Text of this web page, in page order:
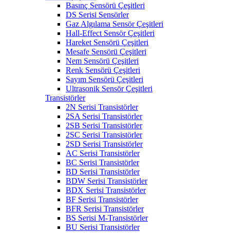
Basınç Sensörü Çeşitleri
DS Serisi Sensörler
Gaz Algılama Sensör Çeşitleri
Hall-Effect Sensör Çeşitleri
Hareket Sensörü Çeşitleri
Mesafe Sensörü Çeşitleri
Nem Sensörü Çeşitleri
Renk Sensörü Çeşitleri
Sayım Sensörü Çeşitleri
Ultrasonik Sensör Çeşitleri
Transistörler
2N Serisi Transistörler
2SA Serisi Transistörler
2SB Serisi Transistörler
2SC Serisi Transistörler
2SD Serisi Transistörler
AC Serisi Transistörler
BC Serisi Transistörler
BD Serisi Transistörler
BDW Serisi Transistörler
BDX Serisi Transistörler
BF Serisi Transistörler
BFR Serisi Transistörler
BS Serisi M-Transistörler
BU Serisi Transistörler